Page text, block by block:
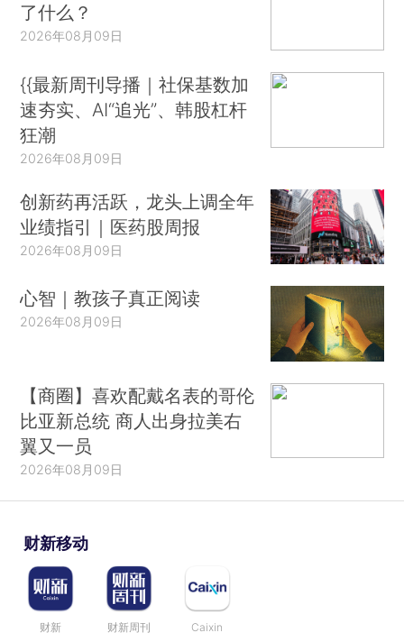
了什么？
2026年08月09日
{{最新周刊导播｜社保基数加
速夯实、AI“追光”、韩股杠杆
狂潮
2026年08月09日
创新药再活跃，龙头上调全年
业绩指引｜医药股周报
2026年08月09日
心智｜教孩子真正阅读
2026年08月09日
【商圈】喜欢配戴名表的哥伦
比亚新总统 商人出身拉美右
翼又一员
2026年08月09日
财新移动
财新 财新周刊 Caixin